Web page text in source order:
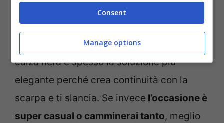
modo per non rovinare l’armonia.
Se hai décolleté nere o scure, in inverno la
calza nera è spesso la soluzione più
elegante perché crea continuità con la
scarpa e ti slancia. Se invece l’occasione è
super casual o camminerai tanto, meglio
Consent
Manage options